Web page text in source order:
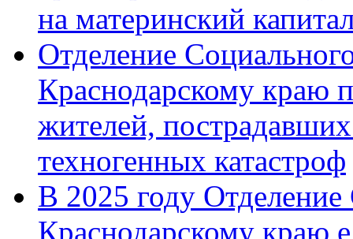
на материнский
Отделение
Краснодарскому краю
жителей,
техногенных катастроф
В 2025 году
Краснодарскому краю